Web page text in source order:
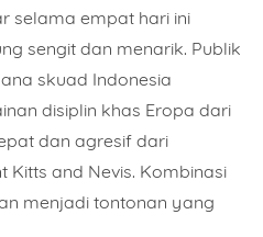
selama empat hari ini
sengit dan menarik. Publik
skuad Indonesia
disiplin khas Eropa dari
dan agresif dari
Kitts and Nevis. Kombinasi
menjadi tontonan yang